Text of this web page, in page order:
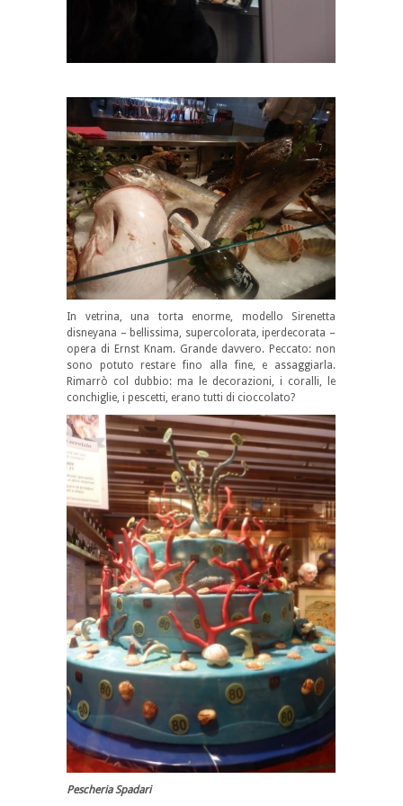
In vetrina, una torta enorme, modello Sirenetta
disneyana – bellissima, supercolorata, iperdecorata –
opera di Ernst Knam. Grande davvero. Peccato: non
sono potuto restare fino alla fine, e assaggiarla.
Rimarrò col dubbio: ma le decorazioni, i coralli, le
conchiglie, i pescetti, erano tutti di cioccolato?
Pescheria Spadari